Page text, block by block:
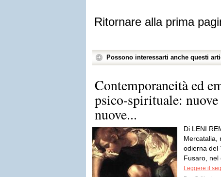
Ritornare alla prima
Possono interessarti anche questi
Contemporaneità ed
psico-spirituale:
nuove...
Di LENI
Mercatalia,
odierna del
Fusaro, nel
Leggere il